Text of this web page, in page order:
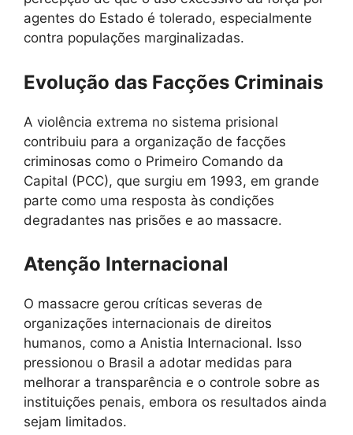
agentes do Estado é tolerado, especialmente
contra populações marginalizadas.
Evolução das Facções Criminais
A violência extrema no sistema prisional
contribuiu para a organização de facções
criminosas como o Primeiro Comando da
Capital (PCC), que surgiu em 1993, em grande
parte como uma resposta às condições
degradantes nas prisões e ao massacre.
Atenção Internacional
O massacre gerou críticas severas de
organizações internacionais de direitos
humanos, como a Anistia Internacional. Isso
pressionou o Brasil a adotar medidas para
melhorar a transparência e o controle sobre as
instituições penais, embora os resultados ainda
sejam limitados.